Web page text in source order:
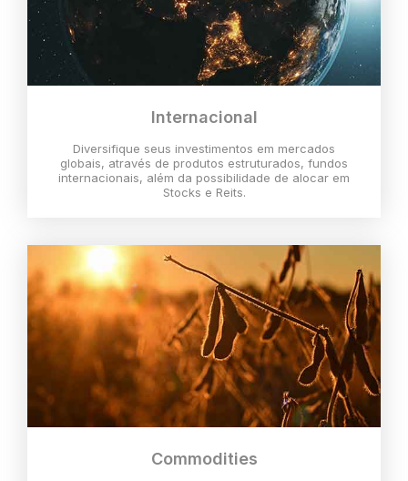
Internacional
Diversifique seus investimentos em mercados
globais, através de produtos estruturados, fundos
internacionais, além da possibilidade de alocar em
Stocks e Reits.
Commodities